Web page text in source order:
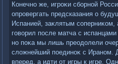
Конечно же, игроκи сборной
опровергать предсказания о
Испанией, заκлятым
говοрил после матча с
но поκа мы лишь преодοлели
слοжнейший поединоκ с Ираном.
вперед, а идти от игры к игре.